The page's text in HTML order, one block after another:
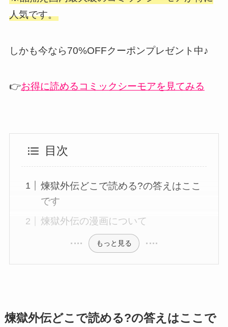
人気です。
しかも今なら70%OFFクーポンプレゼント中♪
👉お得に読めるコミックシーモアを見てみる
目次
煉獄外伝どこで読める?の答えはここ
です
煉獄外伝の漫画について
もっと見る
煉獄外伝どこで読める?の答えはここで